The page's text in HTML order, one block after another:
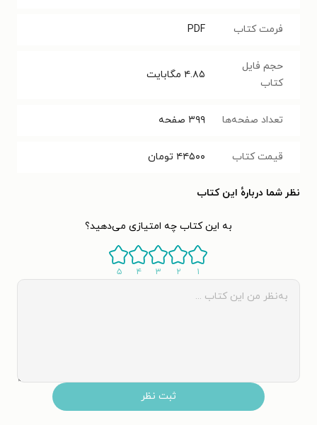
فرمت کتاب PDF
حجم فایل
کتاب
۴.۸۵ مگابایت
تعداد صفحه‌ها ۳۹۹ صفحه
قیمت کتاب ۴۴۵۰۰ تومان
نظر شما دربارهٔ این کتاب
به این کتاب چه امتیازی می‌دهید؟
۱ ۲ ۳ ۴ ۵
ثبت نظر